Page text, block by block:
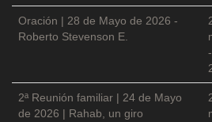
Oración | 28 de Mayo de 2026 -
Roberto Stevenson E.
-
2ª Reunión familiar | 24 de Mayo
de 2026 | Rahab, un giro